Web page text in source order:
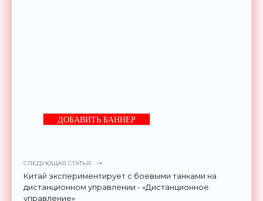
ДОБАВИТЬ БАННЕР
СЛЕДУЮЩАЯ СТАТЬЯ
Китай экспериментирует с боевыми танками на
дистанционном управлении - «Дистанционное
управление»